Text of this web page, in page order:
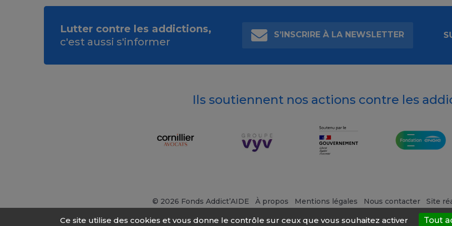
Lutter contre les addictions,
c'est aussi s'informer
S’INSCRIRE À LA NEWSLETTER
Ils soutiennent nos actions contre les
© 2026 Fonds Addict’AIDE À propos Mentions légales Nous contacter Site
Ce site utilise des cookies et vous donne le contrôle sur ceux que vous souhaitez activer Tout